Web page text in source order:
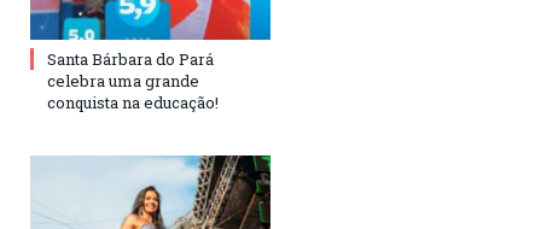
Santa Bárbara do Pará
celebra uma grande
conquista na educação!